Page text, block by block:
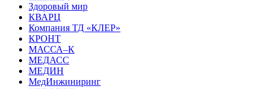
Здоровый мир
КВАРЦ
Компания ТД «КЛЕР»
КРОНТ
МАССА–К
МЕДАСС
МЕДИН
МедИнжиниринг